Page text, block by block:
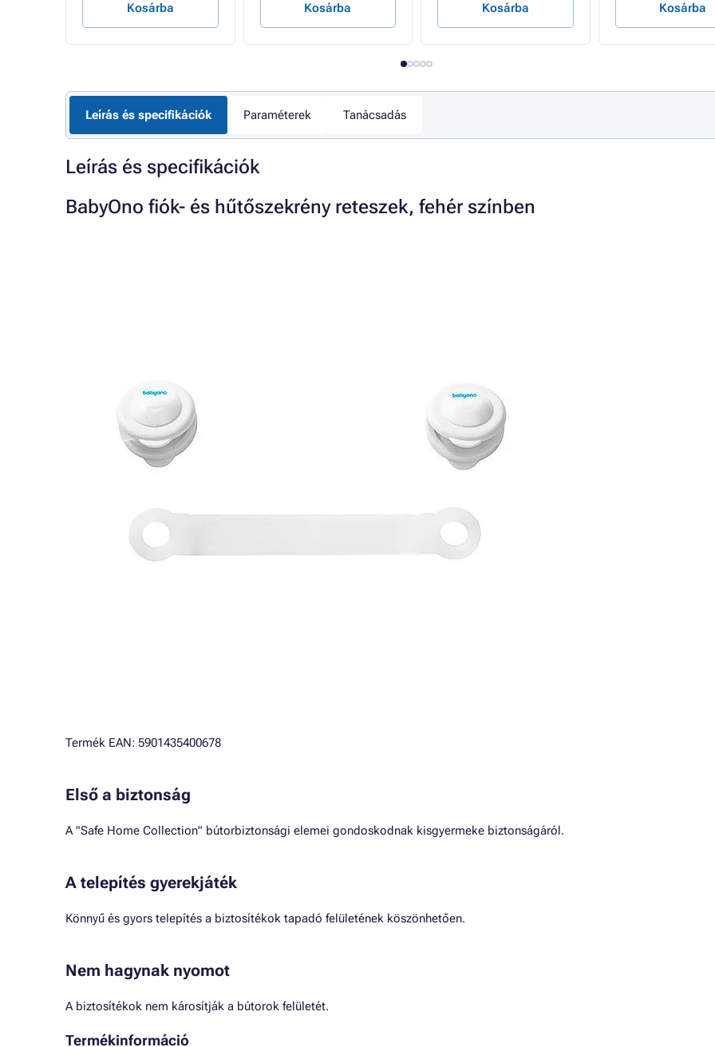
Kosárba Kosárba Kosárba Kosárba
Leírás és specifikációk Paraméterek Tanácsadás
Leírás és specifikációk
BabyOno fiók- és hűtőszekrény reteszek, fehér színben
Termék EAN: 5901435400678
Első a biztonság
A "Safe Home Collection" bútorbiztonsági elemei gondoskodnak kisgyermeke biztonságáról.
A telepítés gyerekjáték
Könnyű és gyors telepítés a biztosítékok tapadó felületének köszönhetően.
Nem hagynak nyomot
A biztosítékok nem károsítják a bútorok felületét.
Termékinformáció